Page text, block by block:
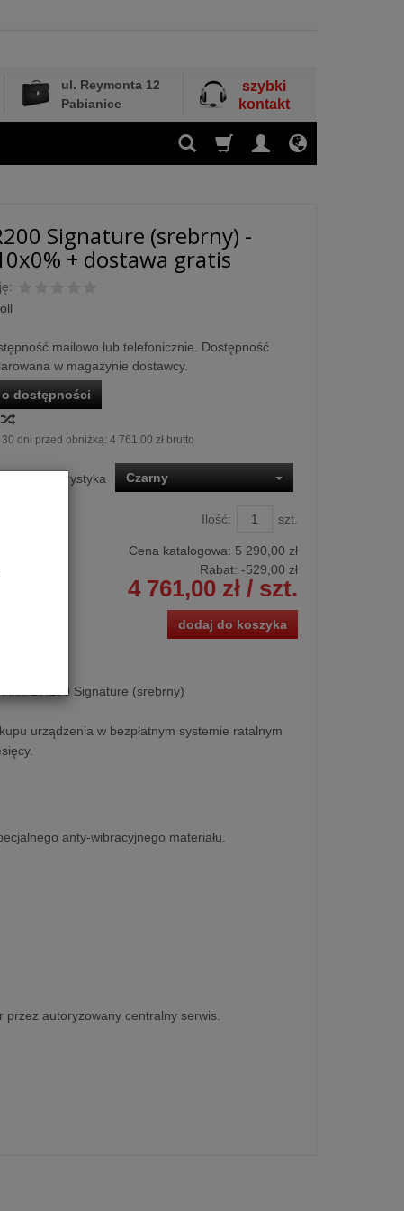
ul. Reymonta 12
Pabianice
szybki
kontakt
Signature (srebrny) -
+ dostawa gratis
mailowo lub telefonicznie. Dostępność
w magazynie dostawcy.
o dostępności
dni przed obniżką: 4 761,00 zł brutto
kolorystyka Czarny
Ilość: szt.
Cena katalogowa: 5 290,00 zł
Rabat: -529,00 zł
4 761,00 zł/ szt.
dodaj do koszyka
Atoll DR200 Signature (srebrny)
urządzenia w bezpłatnym systemie ratalnym
anty-wibracyjnego materiału.
autoryzowany centralny serwis.